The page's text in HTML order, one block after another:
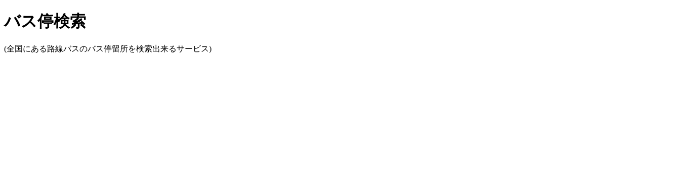
バス停検索
(全国にある路線バスのバス停留所を検索出来るサービス)